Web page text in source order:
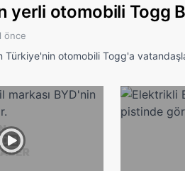
yerli otomobili Togg
önce
Türkiye'nin otomobili Togg'a